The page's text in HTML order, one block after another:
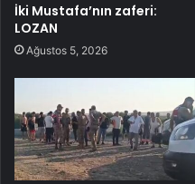
İki Mustafa’nın zaferi:
LOZAN
Ağustos 5, 2026